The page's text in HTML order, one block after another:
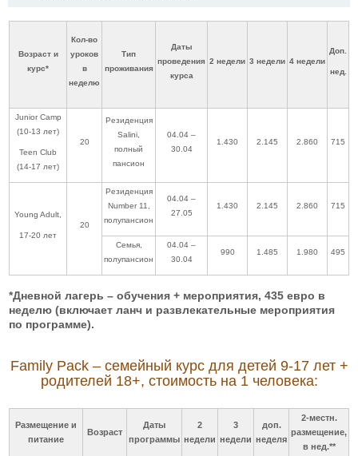
Возраст и
курс*
Кол-во
уроков
в
неделю
Тип
проживания
Даты
проведения
курса
2 недели 3 недели 4 недели
Доп.
нед.
Junior Camp
(10-13 лет)
Teen Club
(14-17 лет)
20
Резиденция
Salini,
полный
пансион
04.04 –
30.04
1.430 2.145 2.860 715
Young Adult,
17-20 лет
20
Резиденция
Number 11,
полупансион
04.04 –
27.05
1.430 2.145 2.860 715
Семья,
полупансион
04.04 –
30.04
990 1.485 1.980 495
*Дневной лагерь – обучения + мероприятия, 435 евро в
неделю (включает ланч и развлекательные мероприятия
по программе).
Family Pack – семейный курс для детей 9-17 лет +
родителей 18+, стоимость на 1 человека:
Размещение и
питание
Возраст
Даты
программы
2
недели
3
недели
доп.
неделя
2-местн.
размещение,
в нед.**